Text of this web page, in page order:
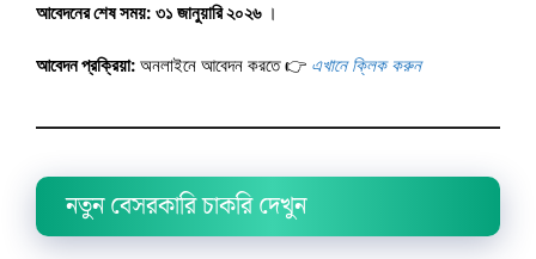
আবেদনের শেষ সময়: ৩১ জানুয়ারি ২০২৬।
আবেদন প্রক্রিয়া: অনলাইনে আবেদন করতে 👉 এখানে ক্লিক করুন
নতুন বেসরকারি চাকরি দেখুন